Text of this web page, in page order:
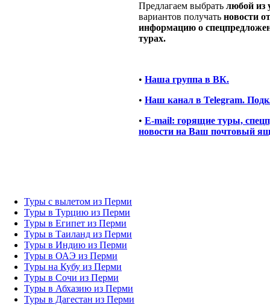
Предлагаем выбрать любой из
вариантов получать новости
информацию о
турах.
• Наша группа в ВК.
• Наш канал в Telegram.
• E-mail: горящие туры,
новости на Ваш почтовый
Туры с вылетом из Перми
Туры в Турцию из Перми
Туры в Египет из Перми
Туры в Таиланд из Перми
Туры в Индию из Перми
Туры в ОАЭ из Перми
Туры на Кубу из Перми
Туры в Сочи из Перми
Туры в Абхазию из Перми
Туры в Дагестан из Перми